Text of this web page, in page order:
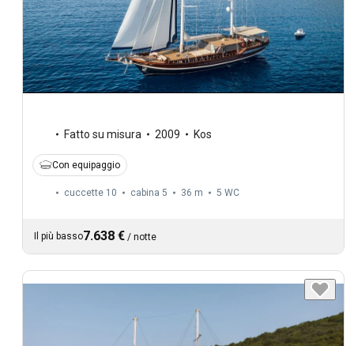
Fatto su misura 2009 Kos
Con equipaggio
cuccette 10 cabina 5 36 m 5 WC
Il più basso7.638 € / notte